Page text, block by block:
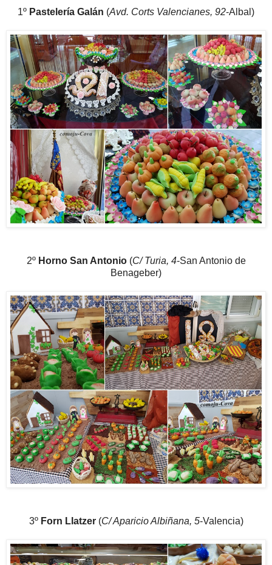
1º Pastelería Galán (Avd. Corts Valencianes, 92-Albal)
2º Horno San Antonio(C/ Turia, 4-San Antonio de
Benageber)
3º Forn Llatzer(C/ Aparicio Albiñana, 5-Valencia)